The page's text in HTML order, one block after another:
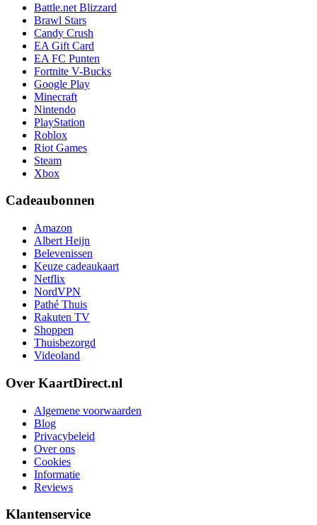
Battle.net Blizzard
Brawl Stars
Candy Crush
EA Gift Card
EA FC Punten
Fortnite V-Bucks
Google Play
Minecraft
Nintendo
PlayStation
Roblox
Riot Games
Steam
Xbox
Cadeaubonnen
Amazon
Albert Heijn
Belevenissen
Keuze cadeaukaart
Netflix
NordVPN
Pathé Thuis
Rakuten TV
Shoppen
Thuisbezorgd
Videoland
Over KaartDirect.nl
Algemene voorwaarden
Blog
Privacybeleid
Over ons
Cookies
Informatie
Reviews
Klantenservice